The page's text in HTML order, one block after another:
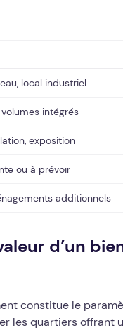
local industriel
intégrés
exposition
ou à prévoir
additionnels
d’un
constitue le
les quartiers offrant